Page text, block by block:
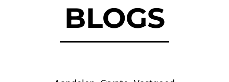
BLOGS